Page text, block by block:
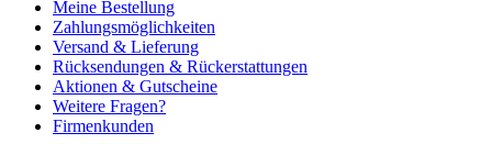
Meine Bestellung
Zahlungsmöglichkeiten
Versand & Lieferung
Rücksendungen & Rückerstattungen
Aktionen & Gutscheine
Weitere Fragen?
Firmenkunden